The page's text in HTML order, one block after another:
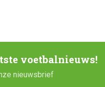
voetbalnieuws!
nieuwsbrief